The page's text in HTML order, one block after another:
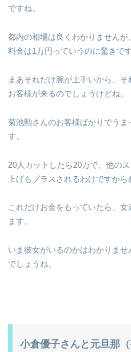
ですね。
都内の相場は良くわかりません
料金は1万円っていうのに驚きです
まあそれだけ腕が上手いから、
お客様が来るのでしょうけどね。
菊池勲さんのお客様ばかりでう
す。
20人カットしたら20万で、他の
上げもプラスされるわけですから
これだけお金をもっていたら、
ます。
いま彼女がいるのかはわかりま
でしょうね。
小倉優子さんと元旦那